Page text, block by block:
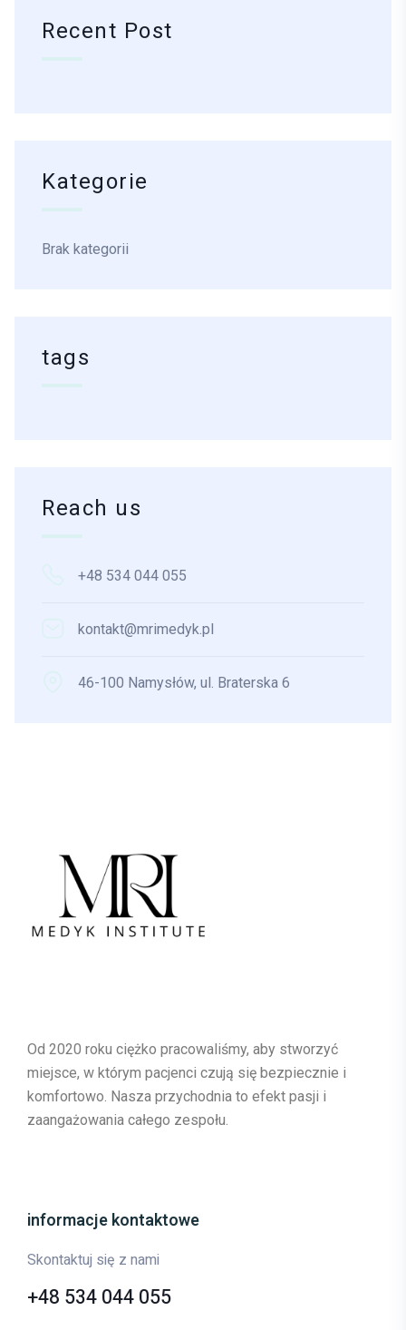
Recent Post
Kategorie
Brak kategorii
tags
Reach us
+48 534 044 055
kontakt@mrimedyk.pl
46-100 Namysłów, ul. Braterska 6
Od 2020 roku ciężko pracowaliśmy, aby stworzyć
miejsce, w którym pacjenci czują się bezpiecznie i
komfortowo. Nasza przychodnia to efekt pasji i
zaangażowania całego zespołu.
informacje kontaktowe
Skontaktuj się z nami
+48 534 044 055